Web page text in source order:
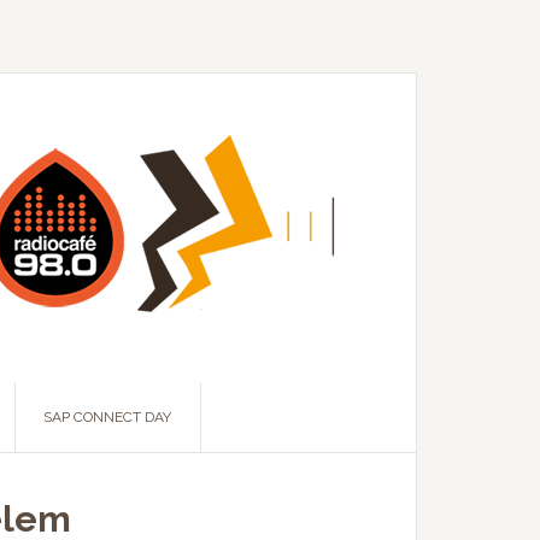
SAP CONNECT DAY